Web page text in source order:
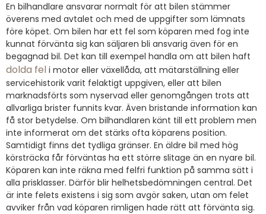
En bilhandlare ansvarar normalt för att bilen stämmer
överens med avtalet och med de uppgifter som lämnats
före köpet. Om bilen har ett fel som köparen med fog inte
kunnat förvänta sig kan säljaren bli ansvarig även för en
begagnad bil. Det kan till exempel handla om att bilen haft
dolda fel i motor eller växellåda, att mätarställning eller
servicehistorik varit felaktigt uppgiven, eller att bilen
marknadsförts som nyservad eller genomgången trots att
allvarliga brister funnits kvar. Även bristande information kan
få stor betydelse. Om bilhandlaren känt till ett problem men
inte informerat om det stärks ofta köparens position.
Samtidigt finns det tydliga gränser. En äldre bil med hög
körsträcka får förväntas ha ett större slitage än en nyare bil.
Köparen kan inte räkna med felfri funktion på samma sätt i
alla prisklasser. Därför blir helhetsbedömningen central. Det
är inte felets existens i sig som avgör saken, utan om felet
avviker från vad köparen rimligen hade rätt att förvänta sig.